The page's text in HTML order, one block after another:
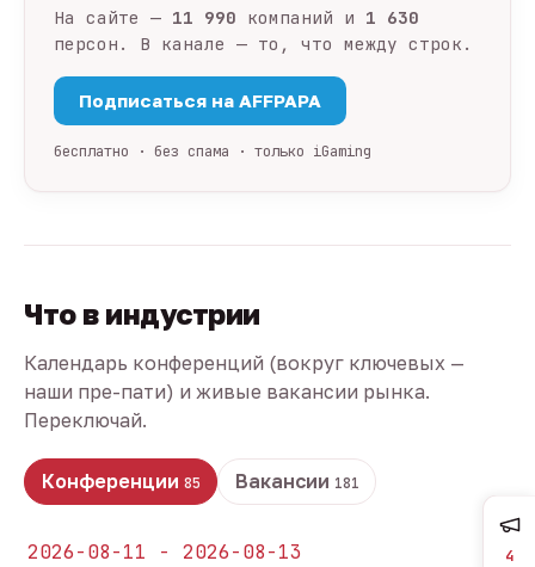
На сайте — 11 990 компаний и 1 630
персон. В канале — то, что между строк.
Подписаться на AFFPAPA
бесплатно · без спама · только iGaming
Что в индустрии
Календарь конференций (вокруг ключевых —
наши пре-пати) и живые вакансии рынка.
Переключай.
Конференции 85 Вакансии 181
2026-08-11 - 2026-08-13 4